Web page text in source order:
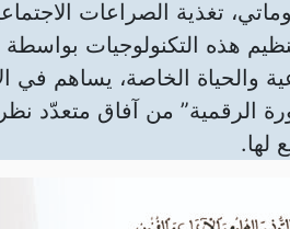
تغذية الصراعات
هذه التكنولوجيات
والحياة الخاصة، يساهم في
الرقمية” من آفاق متعدّد
لها.